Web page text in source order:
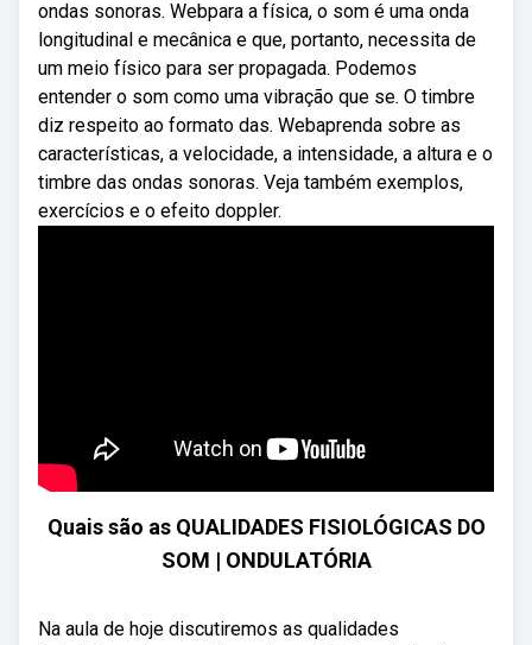
ondas sonoras. Webpara a física, o som é uma onda
longitudinal e mecânica e que, portanto, necessita de
um meio físico para ser propagada. Podemos
entender o som como uma vibração que se. O timbre
diz respeito ao formato das. Webaprenda sobre as
características, a velocidade, a intensidade, a altura e o
timbre das ondas sonoras. Veja também exemplos,
exercícios e o efeito doppler.
Quais são as QUALIDADES FISIOLÓGICAS DO
SOM | ONDULATÓRIA
Na aula de hoje discutiremos as qualidades